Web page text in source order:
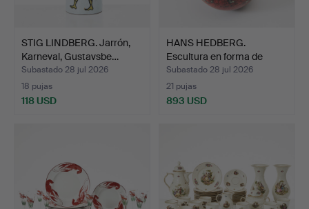
STIG LINDBERG. Jarrón,
Karneval, Gustavsbe…
Subastado 28 jul 2026
18 pujas
118 USD
HANS HEDBERG.
Escultura en forma de
huevo,…
Subastado 28 jul 2026
21 pujas
893 USD